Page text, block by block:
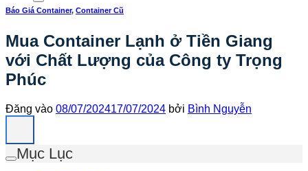
Báo Giá Container, Container Cũ
Mua Container Lạnh ở Tiền Giang
với Chất Lượng của Công ty Trọng
Phúc
Đăng vào 08/07/202417/07/2024 bởi Bình Nguyễn
Mục Lục